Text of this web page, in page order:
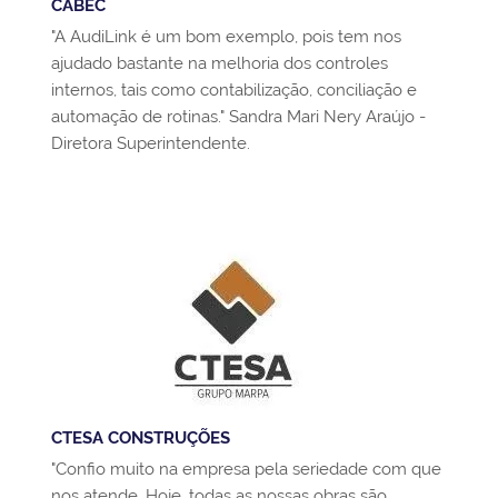
CABEC
"A AudiLink é um bom exemplo, pois tem nos
ajudado bastante na melhoria dos controles
internos, tais como contabilização, conciliação e
automação de rotinas." Sandra Mari Nery Araújo -
Diretora Superintendente.
CTESA CONSTRUÇÕES
"Confio muito na empresa pela seriedade com que